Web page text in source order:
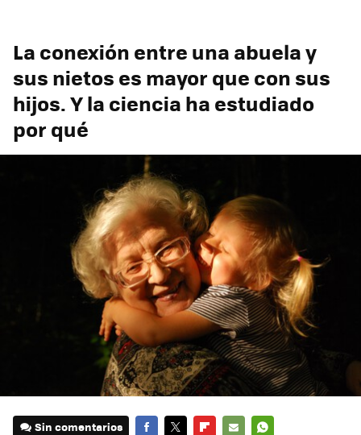
La conexión entre una abuela y
sus nietos es mayor que con sus
hijos. Y la ciencia ha estudiado
por qué
Sin comentarios